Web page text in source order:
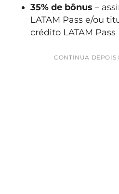
35% de bônus –
LATAM Pass e/ou
crédito LATAM Pass
CONTINUA DEPOIS